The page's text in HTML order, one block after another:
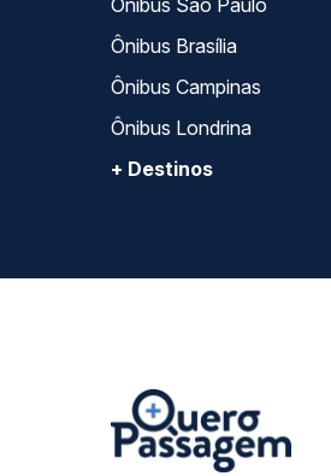
Ônibus São Paulo
Ônibus Brasília
Ônibus Campinas
Ônibus Londrina
+ Destinos